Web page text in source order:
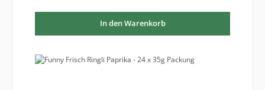
In den Warenkorb